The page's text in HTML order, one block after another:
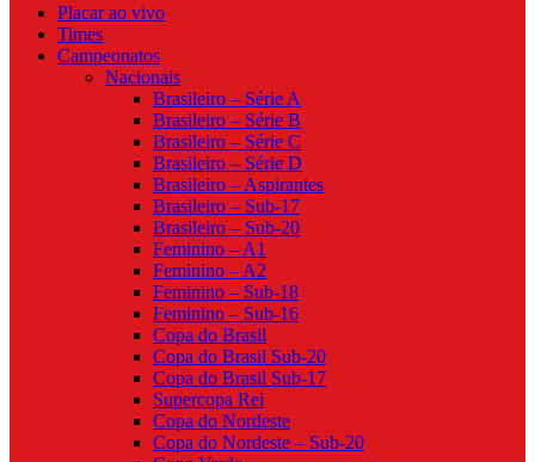
Placar ao vivo
Times
Campeonatos
Nacionais
Brasileiro – Série A
Brasileiro – Série B
Brasileiro – Série C
Brasileiro – Série D
Brasileiro – Aspirantes
Brasileiro – Sub-17
Brasileiro – Sub-20
Feminino – A1
Feminino – A2
Feminino – Sub-18
Feminino – Sub-16
Copa do Brasil
Copa do Brasil Sub-20
Copa do Brasil Sub-17
Supercopa Rei
Copa do Nordeste
Copa do Nordeste – Sub-20